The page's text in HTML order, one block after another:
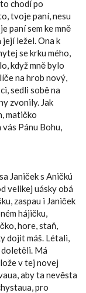
chodí po
tvoje paní, nesu
paní sem ke mně
ležel. Ona k
se krku mého,
když mně bylo
na hrob nový,
sedli sobě na
zvonily. Jak
matičko
Pánu Bohu,
Janiček s Aničkú
velikej uásky obá
zaspau i Janiček
hájičku,
hore, staň,
dojit máš. Létali,
doletěli. Má
v tej novej
aby ta nevěsta
pro